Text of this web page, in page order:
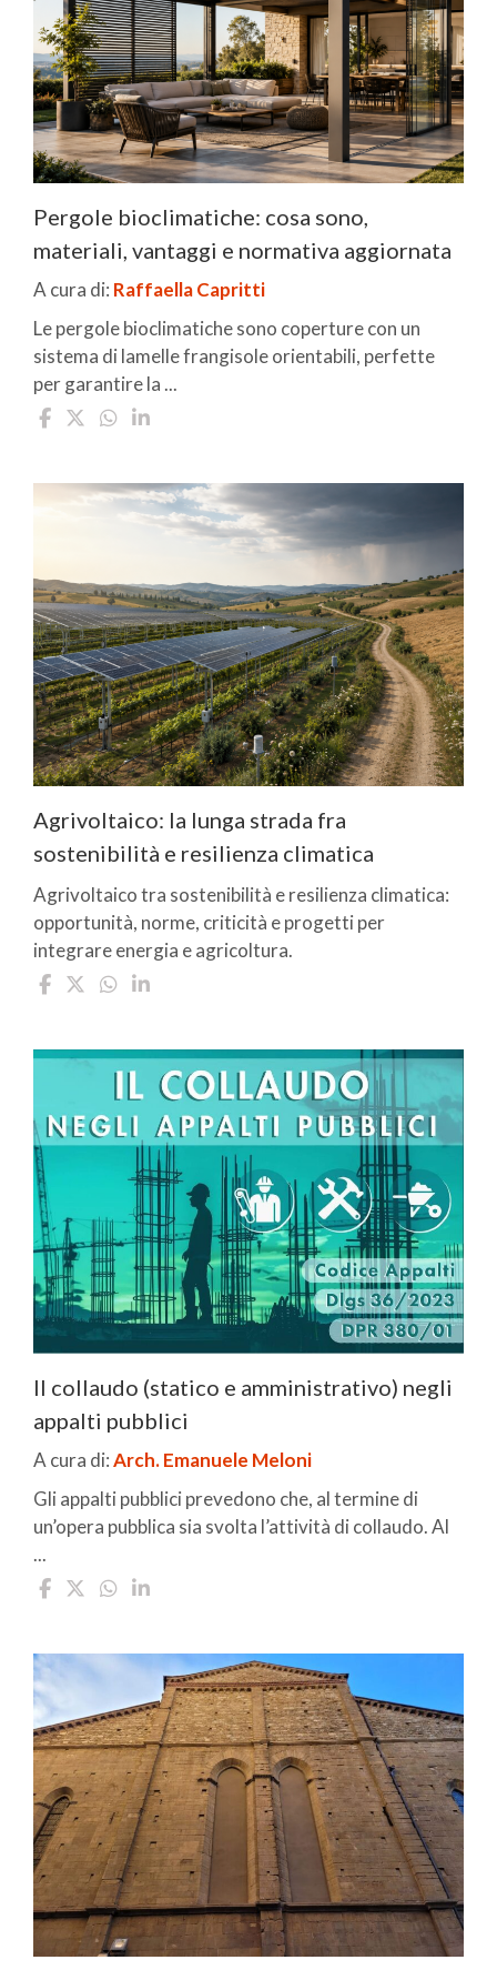
Pergole bioclimatiche: cosa sono,
materiali, vantaggi e normativa aggiornata
A cura di: Raffaella Capritti
Le pergole bioclimatiche sono coperture con un
sistema di lamelle frangisole orientabili, perfette
per garantire la ...
Agrivoltaico: la lunga strada fra
sostenibilità e resilienza climatica
Agrivoltaico tra sostenibilità e resilienza climatica:
opportunità, norme, criticità e progetti per
integrare energia e agricoltura.
Il collaudo (statico e amministrativo) negli
appalti pubblici
A cura di:Arch. Emanuele Meloni
Gli appalti pubblici prevedono che, al termine di
un’opera pubblica sia svolta l’attività di collaudo. Al
...